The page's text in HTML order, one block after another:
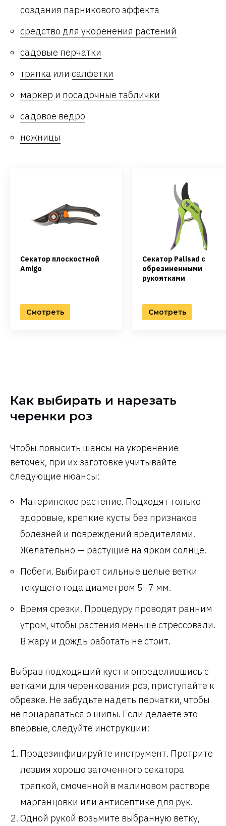
создания парникового эффекта
средство для укоренения растений
садовые перчатки
тряпка или салфетки
маркер и посадочные таблички
садовое ведро
ножницы
Секатор плоскостной
Amigo
Смотреть
Секатор Palisad с
обрезиненными
рукоятками
Смотреть
Как выбирать и нарезать
черенки роз
Чтобы повысить шансы на укоренение
веточек, при их заготовке учитывайте
следующие нюансы:
Материнское растение. Подходят только
здоровые, крепкие кусты без признаков
болезней и повреждений вредителями.
Желательно — растущие на ярком солнце.
Побеги. Выбирают сильные целые ветки
текущего года диаметром 5–7 мм.
Время срезки. Процедуру проводят ранним
утром, чтобы растения меньше стрессовали.
В жару и дождь работать не стоит.
Выбрав подходящий куст и определившись с
ветками для черенкования роз, приступайте к
обрезке. Не забудьте надеть перчатки, чтобы
не поцарапаться о шипы. Если делаете это
впервые, следуйте инструкции:
Продезинфицируйте инструмент. Протрите
лезвия хорошо заточенного секатора
тряпкой, смоченной в малиновом растворе
марганцовки или антисептике для рук.
Одной рукой возьмите выбранную ветку,